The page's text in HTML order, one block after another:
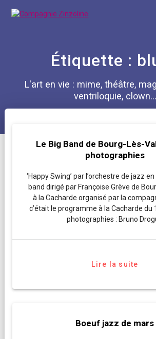
Étiquette :
L'art en vie : mime, théâtre,
ventriloquie, clown...
Le Big Band de Bourg-Lès-
photographies
‘Happy Swing’ par l’orchestre de jazz
band dirigé par Françoise Grève de
à la Cacharde organisé par la
c’était le programme à la Cacharde du
photographies : Bruno
Lire la suite
Boeuf jazz de mars